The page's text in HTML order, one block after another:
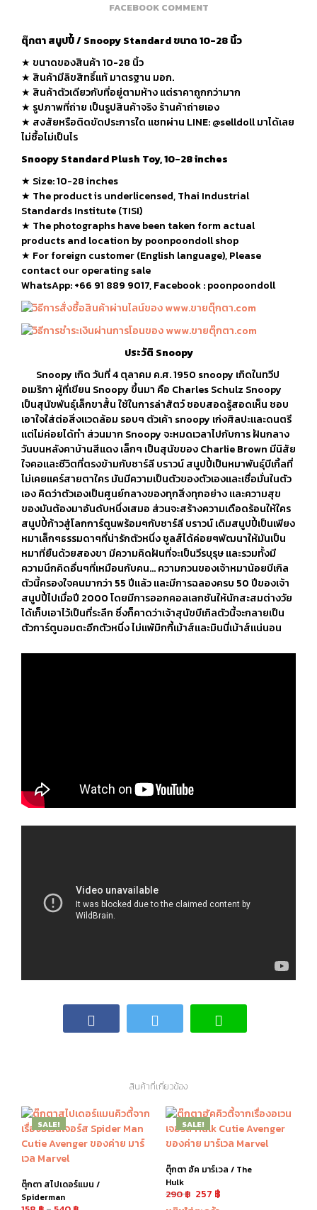
FACEBOOK COMMENT
ตุ๊กตา สนูปปี้ / Snoopy Standard ขนาด 10-28 นิ้ว
★ ขนาดของสินค้า 10-28 นิ้ว
★ สินค้ามีลิขสิทธิ์แท้ มาตรฐาน มอก.
★ สินค้าตัวเดียวกับที่อยู่ตามห้าง แต่ราคาถูกกว่ามาก
★ รูปภาพที่ถ่าย เป็นรูปสินค้าจริง ร้านค้าถ่ายเอง
★ สงสัยหรือติดขัดประการใด แชทผ่าน LINE: @selldoll มาได้เลย
ไม่ซื้อไม่เป็นไร
Snoopy Standard Plush Toy, 10-28 inches
★ Size: 10-28 inches
★ The product is underlicensed, Thai Industrial
Standards Institute (TISI)
★ The photographs have been taken form actual
products and location by poonpoondoll shop
★ For foreign customer (English language), Please
contact our operating sale
WhatsApp: +66 91 889 9017, Facebook : poonpoondoll
ประวัติ Snoopy
Snoopy เกิด วันที่ 4 ตุลาคม ค.ศ. 1950 snoopy เกิดในทวีป
อเมริกา ผู้ที่เขียน Snoopy ขึ้นมา คือ Charles Schulz Snoopy
เป็นสุนัขพันธุ์เล็กขาสั้น ใช้ในการล่าสัตว์ ชอบสอดรู้สอดเห็น ชอบ
เอาใจใส่ต่อสิ่งแวดล้อม รอบๆ ตัวเค้า snoopy เก่งศิลปะและดนตรี
แต่ไม่ค่อยได้ทำ ส่วนมาก Snoopy จะหมดเวลาไปกับการ ฝันกลาง
วันบนหลังคาบ้านสีแดง เล็กๆ เป็นสุนัขของ Charlie Brown มีนิสัย
ใจคอและชีวิตที่ตรงข้ามกับชาร์ลี บราวน์ สนูปปี้เป็นหมาพันธุ์บีเกิ้ลที่
ไม่เคยแคร์สายตาใคร มันมีความเป็นตัวของตัวเองและเชื่อมั่นในตัว
เอง คิดว่าตัวเองเป็นศูนย์กลางของทุกสิ่งทุกอย่าง และความสุข
ของมันต้องมาอันดับหนึ่งเสมอ ส่วนจะสร้างความเดือดร้อนให้ใคร
สนูปปี้ก้าวสู่โลกการ์ตูนพร้อมๆกับชาร์ลี บราวน์ เดิมสนูปปี้เป็นเพียง
หมาเล็กๆธรรมดาๆที่น่ารักตัวหนึ่ง ชูลส์ได้ค่อยๆพัฒนาให้มันเป็น
หมาที่ยืนด้วยสองขา มีความคิดฝันที่จะเป็นวีรบุรุษ และรวมทั้งมี
ความนึกคิดอื่นๆที่เหมือนกับคน… ความกวนของเจ้าหมาน้อยบีเกิล
ตัวนี้ครองใจคนมากว่า 55 ปีแล้ว และมีการฉลองครบ 50 ปีของเจ้า
สนูปปี้ไปเมื่อปี 2000 โดยมีการออกคอลเลกชันให้นักสะสมต่างวัย
ได้เก็บเอาไว้เป็นที่ระลึก ซึ่งก็คาดว่าเจ้าสุนัขบีเกิลตัวนี้จะกลายเป็น
ตัวการ์ตูนอมตะอีกตัวหนึ่ง ไม่แพ้มิกกี้เม้าส์และมินนี่เม้าส์แน่นอน
สินค้าที่เกี่ยวข้อง
SALE!
ตุ๊กตา สไปเดอร์แมน /
Spiderman
SALE!
ตุ๊กตา ฮัค มาร์เวล / The
Hulk
290฿ 257 ฿